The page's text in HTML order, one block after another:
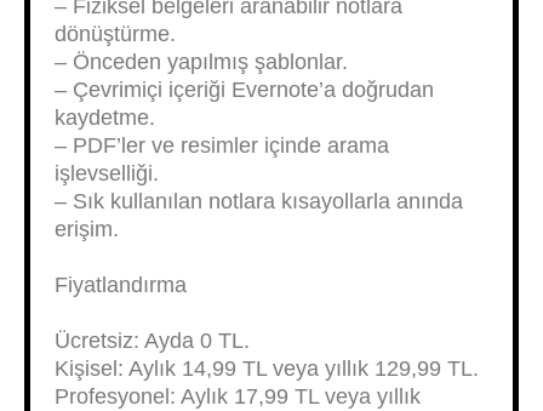
– Fiziksel belgeleri aranabilir notlara
dönüştürme.
– Önceden yapılmış şablonlar.
– Çevrimiçi içeriği Evernote’a doğrudan
kaydetme.
– PDF’ler ve resimler içinde arama
işlevselliği.
– Sık kullanılan notlara kısayollarla anında
erişim.
Fiyatlandırma
Ücretsiz: Ayda 0 TL.
Kişisel: Aylık 14,99 TL veya yıllık 129,99 TL.
Profesyonel: Aylık 17,99 TL veya yıllık